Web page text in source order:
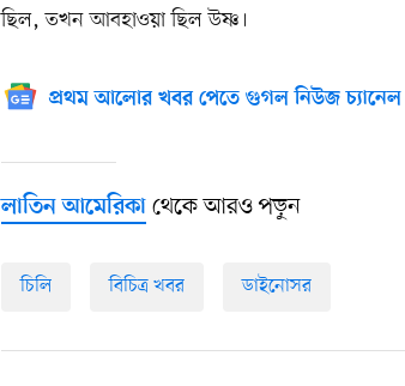
ছিল, তখন আবহাওয়া ছিল উষ্ণ।
প্রথম আলোর খবর পেতে গুগল নিউজ
লাতিন আমেরিকা থেকে আরও পড়ুন
চিলি বিচিত্র খবর ডাইনোসর